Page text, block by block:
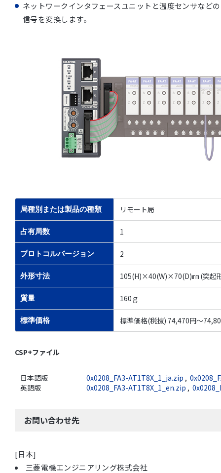
ネットワークインタフェースユニットと温度センサなど
信号を変換します。
局種別または製品の種類 リモート局
占有局数 1
プロトコルバージョン 2
外形寸法 105(H)×40(W)×70(D)㎜ (突起
質量 160ｇ
標準価格 標準価格(税抜) 74,470円～
CSP+ファイル
日本語版 0x0208_FA3-AT1T8X_1_ja.zip ,
英語版
0x0208_FA3-AT1T8X_1_en.zip ,
お問い合わせ先
[日本]
三菱電機エンジニアリング株式会社